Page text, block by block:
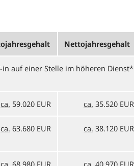
Netto­jahres­gehalt
auf einer Stelle im höheren Dienst*
ca. 59.020 EUR ca. 35.520 EUR
ca. 63.680 EUR ca. 38.120 EUR
ca. 68.980 EUR ca. 40.970 EUR